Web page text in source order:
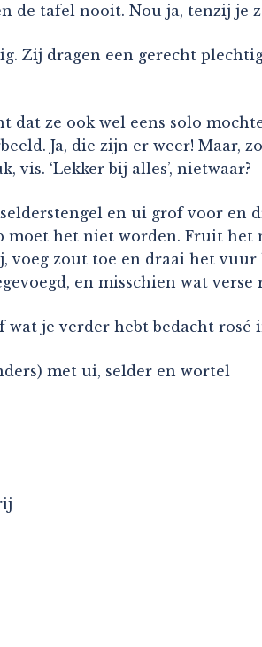
de tafel nooit. Nou ja, tenzij je
Zij dragen een gerecht
dat ze ook wel eens solo
Ja, die zijn er weer! Maar,
vis. ‘Lekker bij alles’, nietwaar?
en ui grof voor en
moet het niet worden. Fruit
voeg zout toe en draai het
en misschien wat
wat je verder hebt bedacht
met ui, selder en wortel